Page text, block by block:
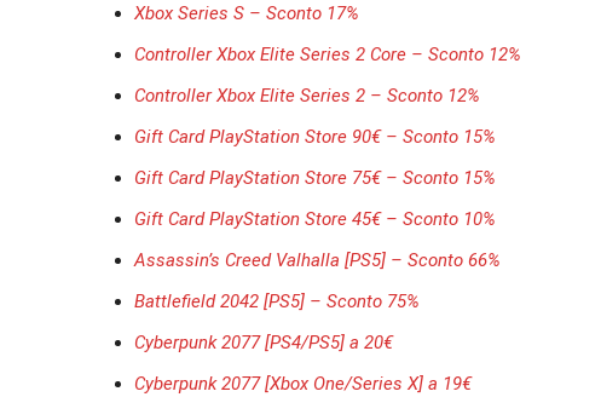
Xbox Series S – Sconto 17%
Controller Xbox Elite Series 2 Core – Sconto 12%
Controller Xbox Elite Series 2 – Sconto 12%
Gift Card PlayStation Store 90€ – Sconto 15%
Gift Card PlayStation Store 75€ – Sconto 15%
Gift Card PlayStation Store 45€ – Sconto 10%
Assassin’s Creed Valhalla [PS5] – Sconto 66%
Battlefield 2042 [PS5] – Sconto 75%
Cyberpunk 2077 [PS4/PS5] a 20€
Cyberpunk 2077 [Xbox One/Series X] a 19€